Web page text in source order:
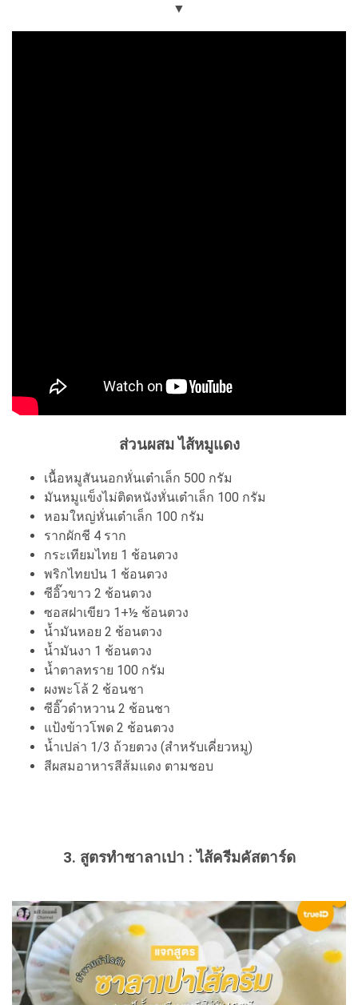
▼
ส่วนผสม ไส้หมูแดง
เนื้อหมูสันนอกหั่นเต๋าเล็ก 500 กรัม
มันหมูแข็งไม่ติดหนังหั่นเต๋าเล็ก 100 กรัม
หอมใหญ่หั่นเต๋าเล็ก 100 กรัม
รากผักชี 4 ราก
กระเทียมไทย 1 ช้อนตวง
พริกไทยป่น 1 ช้อนตวง
ซีอิ๊วขาว 2 ช้อนตวง
ซอสฝาเขียว 1+½ ช้อนตวง
น้ำมันหอย 2 ช้อนตวง
น้ำมันงา 1 ช้อนตวง
น้ำตาลทราย 100 กรัม
ผงพะโล้ 2 ช้อนชา
ซีอิ๊วดำหวาน 2 ช้อนชา
แป้งข้าวโพด 2 ช้อนตวง
น้ำเปล่า 1/3 ถ้วยตวง (สำหรับเคี่ยวหมู)
สีผสมอาหารสีส้มแดง ตามชอบ
3. สูตรทำซาลาเปา : ไส้ครีมคัสตาร์ด